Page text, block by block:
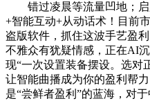
错过凌晨等流量凹地；启
+智能互动+从动话术！目前
盗版软件，抓住这波手艺盈
不雅众有犹疑情感，正在AI
现“一次设置装备摆设。选对
让智能曲播成为你的盈利帮
是“尝鲜者盈利”的蓝海，对